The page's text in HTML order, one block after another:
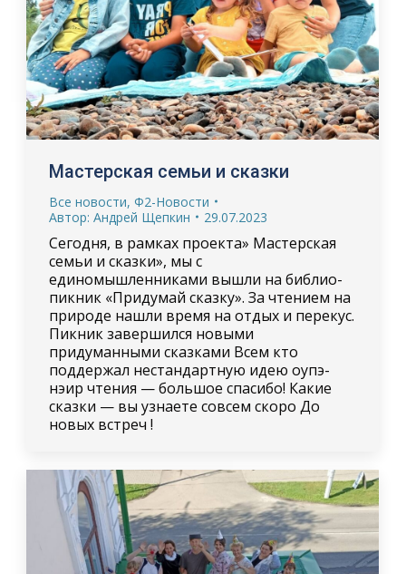
Мастерская семьи и сказки
Все новости, Ф2-Новости
Автор: Андрей Щепкин 29.07.2023
Сегодня, в рамках проекта» Мастерская
семьи и сказки», мы с
единомышленниками вышли на библио-
пикник «Придумай сказку». За чтением на
природе нашли время на отдых и перекус.
Пикник завершился новыми
придуманными сказками Всем кто
поддержал нестандартную идею оупэ-
нэир чтения — большое спасибо! Какие
сказки — вы узнаете совсем скоро До
новых встреч !